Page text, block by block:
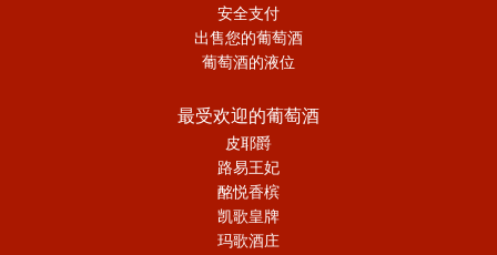
安全支付
出售您的葡萄酒
葡萄酒的液位
最受欢迎的葡萄酒
皮耶爵
路易王妃
酩悦香槟
凯歌皇牌
玛歌酒庄